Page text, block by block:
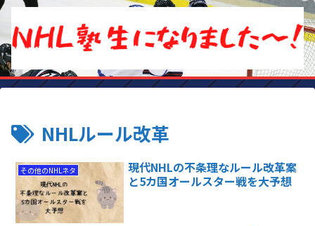
NHLルール改革
その他のNHLネタ
現代NHLの不条理なルール改革案
と5カ国オールスター戦を大予想